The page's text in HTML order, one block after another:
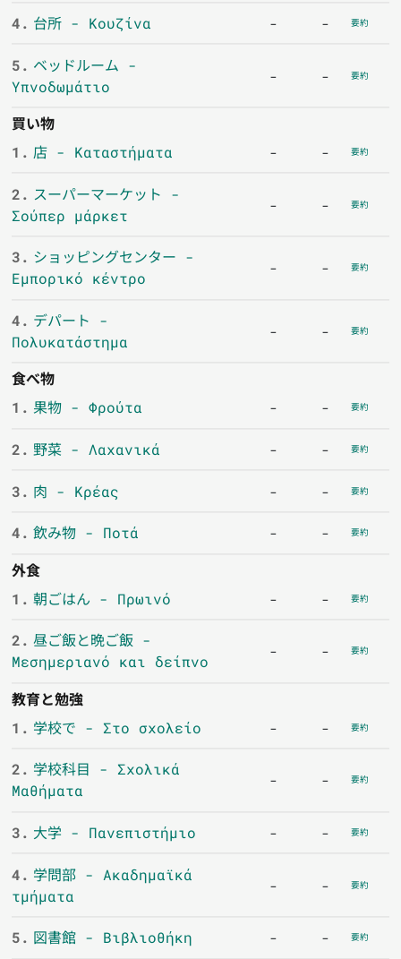
4. 台所 - Κουζίνα - - 要約
5. ベッドルーム -
Υπνοδωμάτιο
- - 要約
買い物
1. 店 - Καταστήματα - - 要約
2. スーパーマーケット -
Σούπερ μάρκετ
- - 要約
3. ショッピングセンター -
Εμπορικό κέντρο
- - 要約
4. デパート -
Πολυκατάστημα
- - 要約
食べ物
1. 果物 - Φρούτα - - 要約
2. 野菜 - Λαχανικά - - 要約
3. 肉 - Κρέας - - 要約
4. 飲み物 - Ποτά - - 要約
外食
1. 朝ごはん - Πρωινό - - 要約
2. 昼ご飯と晩ご飯 -
Μεσημεριανό και δείπνο
- - 要約
教育と勉強
1. 学校で - Στο σχολείο - - 要約
2. 学校科目 - Σχολικά
Μαθήματα
- - 要約
3. 大学 - Πανεπιστήμιο - - 要約
4. 学問部 - Ακαδημαϊκά
τμήματα
- - 要約
5. 図書館 - Βιβλιοθήκη - - 要約